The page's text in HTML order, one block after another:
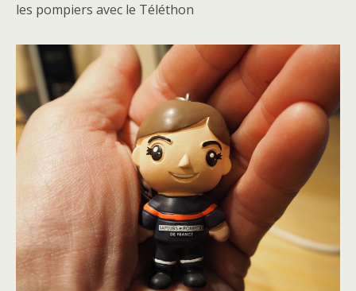
les pompiers avec le Téléthon